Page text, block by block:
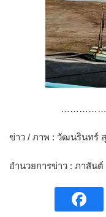
ข่าว / ภาพ : วัฒนรินทร์
อำนวยการข่าว : ภาสัน